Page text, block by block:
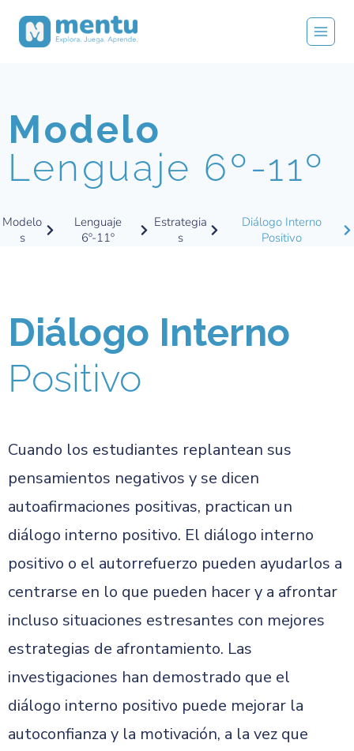
Modelo
Lenguaje 6º-11º
Modelo
s
Lenguaje
6º-11º
Estrategia
s
Diálogo Interno
Positivo
Diálogo Interno
Positivo
Cuando los estudiantes replantean sus
pensamientos negativos y se dicen
autoafirmaciones positivas, practican un
diálogo interno positivo. El diálogo interno
positivo o el autorrefuerzo pueden ayudarlos a
centrarse en lo que pueden hacer y a afrontar
incluso situaciones estresantes con mejores
estrategias de afrontamiento. Las
investigaciones han demostrado que el
diálogo interno positivo puede mejorar la
autoconfianza y la motivación, a la vez que